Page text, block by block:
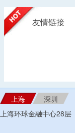
友情链接
上海
深圳
上海环球金融中心28层